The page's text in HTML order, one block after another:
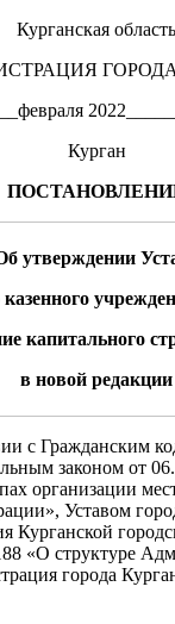
Курганская область
Курган
утверждении
капитального
в новой редакции
с Гражданским
законом от
организации
Уставом
Курганской
«О структуре
города